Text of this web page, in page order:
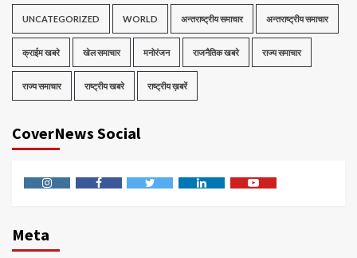
UNCATEGORIZED WORLD अन्तराष्ट्रीय समाचार अन्तराष्ट्रीय समाचार
क्राईम खबरे खेल समाचार मनोरंजन राजनैतिक खबरे राज्य समाचार
राज्य समाचार राष्ट्रीय खबरे राष्ट्रीय ख़बरें
CoverNews Social
Meta